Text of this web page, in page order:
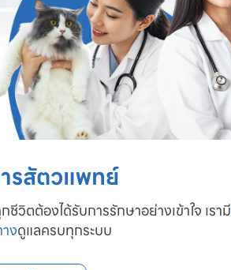
รสัตวแพทย์
กชีวิตต้องได้รับการรักษาอย่างเข้าใจ เรามี
งดูแลครบทุกระบบ